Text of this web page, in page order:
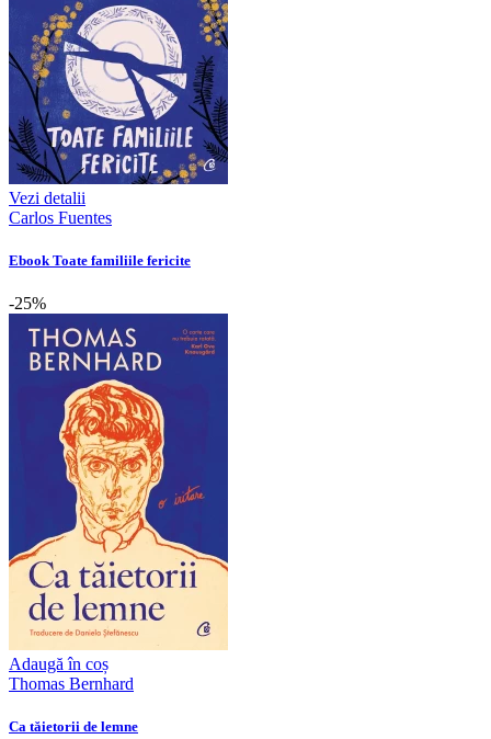
Vezi detalii
Carlos Fuentes
Ebook Toate familiile fericite
-25%
Adaugă în coș
Thomas Bernhard
Ca tăietorii de lemne